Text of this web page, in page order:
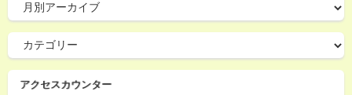
アクセスカウンター